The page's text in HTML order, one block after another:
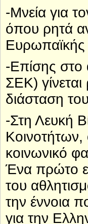
-Μνεία για
όπου ρητά
-Επίσης
ΣΕΚ)
διάσταση
-Στη Λευκή
Κοινοτήτων,
κοινωνικό
Ένα πρώτο
του
την έννοια
για την